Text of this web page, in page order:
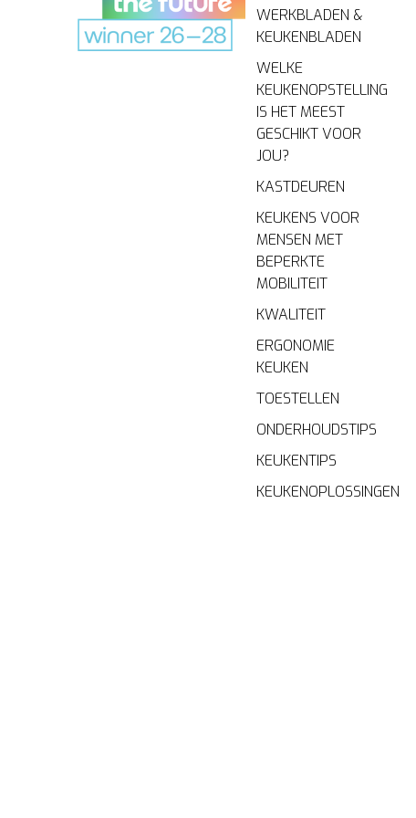
WERKBLADEN &
KEUKENBLADEN
WELKE
KEUKENOPSTELLING
IS HET MEEST
GESCHIKT VOOR
JOU?
KASTDEUREN
KEUKENS VOOR
MENSEN MET
BEPERKTE
MOBILITEIT
KWALITEIT
ERGONOMIE
KEUKEN
TOESTELLEN
ONDERHOUDSTIPS
KEUKENTIPS
KEUKENOPLOSSINGEN